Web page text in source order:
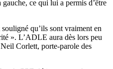
ce qui lui a permis d’être
qu’ils sont vraiment en
». L’ADLE aura dès lors peu
Corlett, porte-parole des